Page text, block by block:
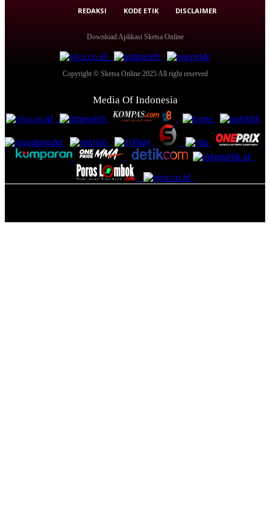
REDAKSI KODE ETIK DISCLAIMER
Download Aplikasi Sketsa Online
Copyright © Sketsa Online 2025 All right reserved
Media Of Indonesia